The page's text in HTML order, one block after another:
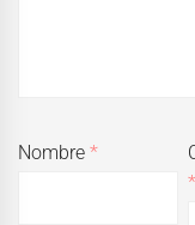
Nombre*
*